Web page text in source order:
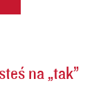
na „tak”